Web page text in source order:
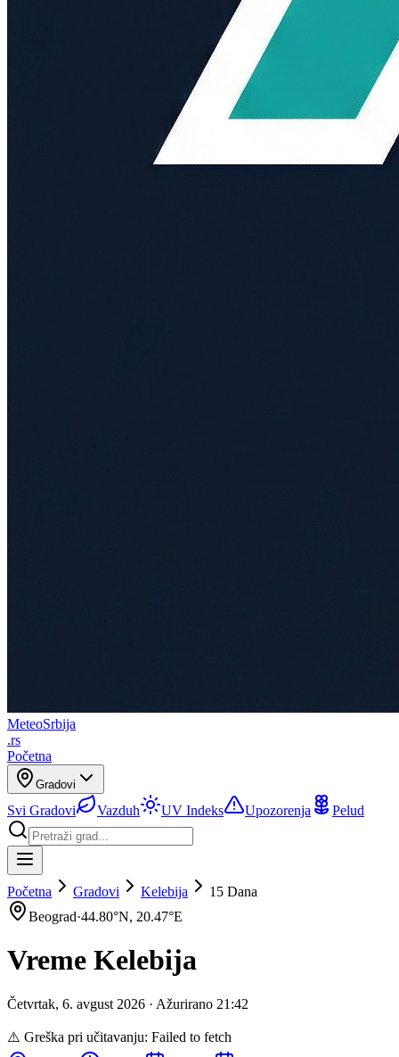
MeteoSrbija
.rs
Početna
Gradovi
Svi Gradovi Vazduh UV Indeks Upozorenja Pelud
Početna Gradovi Kelebija
15 Dana
Beograd·44.80°N, 20.47°E
Vreme Kelebija
Četvrtak, 6. avgust 2026 · Ažurirano 21 :42
⚠️ Greška pri učitavanju: Failed to fetch